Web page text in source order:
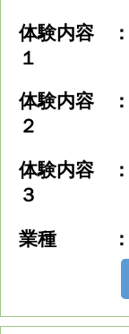
体験内容
１
体験内容
２
体験内容
３
業種